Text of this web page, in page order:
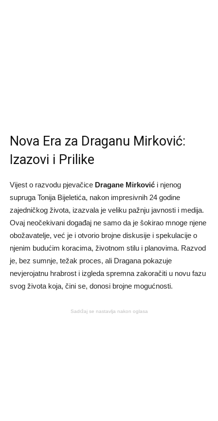
Nova Era za Draganu Mirković:
Izazovi i Prilike
Vijest o razvodu pjevačice Dragane Mirković i njenog
supruga Tonija Bijeletića, nakon impresivnih 24 godine
zajedničkog života, izazvala je veliku pažnju javnosti i medija.
Ovaj neočekivani događaj ne samo da je šokirao mnoge njene
obožavatelje, već je i otvorio brojne diskusije i spekulacije o
njenim budućim koracima, životnom stilu i planovima. Razvod
je, bez sumnje, težak proces, ali Dragana pokazuje
nevjerojatnu hrabrost i izgleda spremna zakoračiti u novu fazu
svog života koja, čini se, donosi brojne mogućnosti.
Sadržaj se nastavlja nakon oglasa